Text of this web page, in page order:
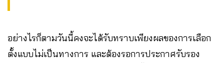
อย่างไรก็ตามวันนี้คงจะได้รับทราบเพียงผลของการเลือก
ตั้งแบบไม่เป็นทางการ และต้องรอการประกาศรับรอง